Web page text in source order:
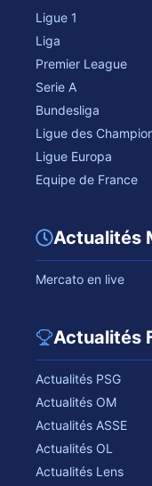
Ligue 1
Liga
Premier League
Serie A
Bundesliga
Ligue des
Ligue Europa
Equipe de France
Actualités
Mercato en live
Actualités
Actualités PSG
Actualités OM
Actualités ASSE
Actualités OL
Actualités Lens